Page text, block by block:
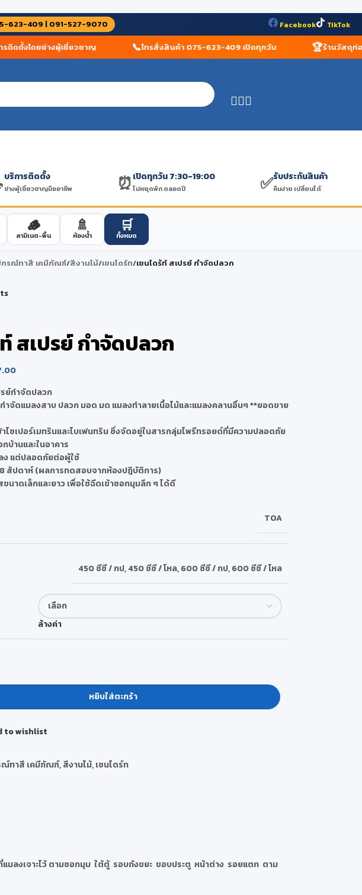
623-409 | 091-527-9070 Facebook TikTok
ดตั้งโดยช่างผู้เชี่ยวชาญ โทรสั่งสินค้า 075-623-409 เปิดทุกวัน ร้านวัสดุก่อสร้
บริการติดตั้ง
ช่างผู้เชี่ยวชาญมืออาชีพ ⏰เปิดทุกวัน 7:30-19:00
ไม่หยุดพัก ตลอดปี ✅รับประกันสินค้า
คืนง่าย เปลี่ยนได้
🪵
ลามิเนต-พื้น
🚿
ห้องน้ำ
🛒
ทั้งหมด
รณ์ทาสี เคมีภัณฑ์/สีงานไม้/เชนไดร์ท/เชนไดร้ท์ สเปรย์ กำจัดปลวก
สเปรย์ กำจัดปลวก
ย์กำจัดปลวก
ำจัดแมลงสาบ ปลวก มอด มด แมลงทำลายเนื้อไม้และแมลงคลานอื่นๆ **ยอดขาย
ไซเปอร์เมทรินและไบเฟนทริน ซึ่งจัดอยู่ในสารกลุ่มไพรีทรอยด์ที่มีความปลอดภัย
บ้านและในอาคาร
ง แต่ปลอดภัยต่อผู้ใช้
สัปดาห์ (ผลการทดสอบจากห้องปฎิบัติการ)
ขนาดเล็กและยาว เพื่อใช้ฉีดเข้าซอกมุมลึก ๆ ได้ดี
TOA
450 ซีซี / กป,450 ซีซี / โหล,600 ซีซี / กป,600 ซีซี / โหล
ล้างค่า
หยิบใส่ตะกร้า
to wishlist
ณ์ทาสี เคมีภัณฑ์,สีงานไม้,เชนไดร์ท
แมลงเจาะไว้ ตามซอกมุม ใต้ตู้ รอบถังขยะ ขอบประตู หน้าต่าง รอยแตก ตาม